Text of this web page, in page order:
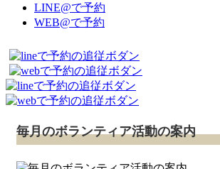
LINE@で予約
WEB@で予約
毎月のボランティア活動の案内